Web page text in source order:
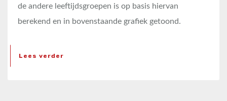
de andere leeftijdsgroepen is op basis hiervan
berekend en in bovenstaande grafiek getoond.
Lees verder